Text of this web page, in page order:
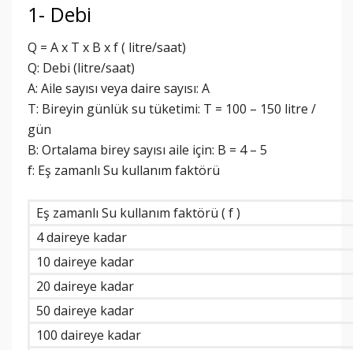
1- Debi
Q = A x T x B x f ( litre/saat)
Q: Debi (litre/saat)
A: Aile sayısı veya daire sayısı: A
T: Bireyin günlük su tüketimi: T = 100 – 150 litre /
gün
B: Ortalama birey sayısı aile için: B = 4 – 5
f: Eş zamanlı Su kullanım faktörü
Eş zamanlı Su kullanım faktörü ( f )
4 daireye kadar
10 daireye kadar
20 daireye kadar
50 daireye kadar
100 daireye kadar